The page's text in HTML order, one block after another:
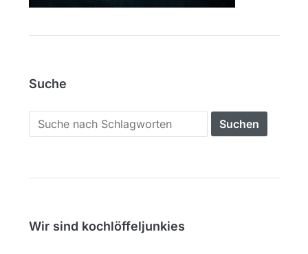
Suche
Search
for:
Wir sind kochlöffeljunkies